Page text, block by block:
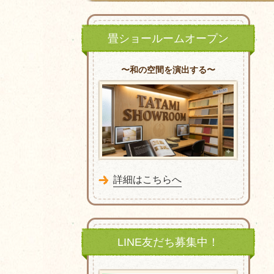
畳ショールームオープン
〜和の空間を演出する〜
詳細はこちらへ
LINE友だち募集中！